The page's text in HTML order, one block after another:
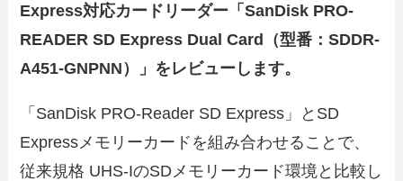
Express対応カードリーダー「SanDisk PRO-
READER SD Express Dual Card（型番：SDDR-
A451-GNPNN）」をレビューします。
「SanDisk PRO-Reader SD Express」とSD
Expressメモリーカードを組み合わせることで、
従来規格 UHS-IのSDメモリーカード環境と比較し